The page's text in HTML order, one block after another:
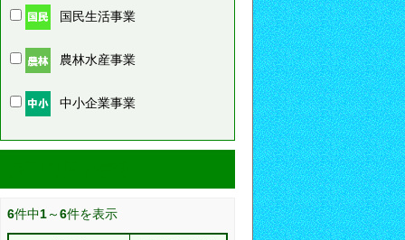
国民生活事業
農林水産事業
中小企業事業
6件中1～6件を表示